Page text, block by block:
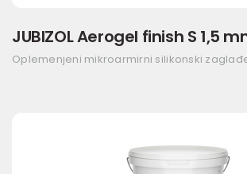
JUBIZOL Aerogel finish S 1,5
Oplemenjeni mikroarmirni silikonski